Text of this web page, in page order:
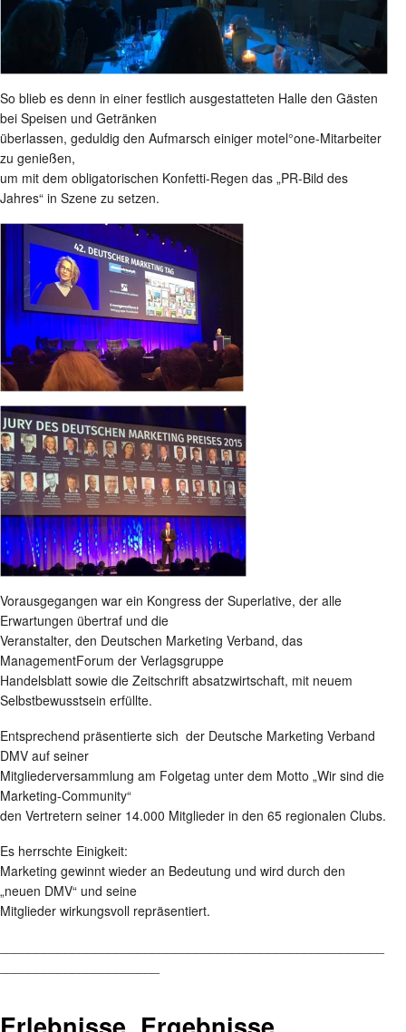
So blieb es denn in einer festlich ausgestatteten Halle den Gästen
bei Speisen und Getränken
überlassen, geduldig den Aufmarsch einiger motel°one-Mitarbeiter
zu genießen,
um mit dem obligatorischen Konfetti-Regen das „PR-Bild des
Jahres“ in Szene zu setzen.
Vorausgegangen war ein Kongress der Superlative, der alle
Erwartungen übertraf und die
Veranstalter, den Deutschen Marketing Verband, das
ManagementForum der Verlagsgruppe
Handelsblatt sowie die Zeitschrift absatzwirtschaft, mit neuem
Selbstbewusstsein erfüllte.
Entsprechend präsentierte sich der Deutsche Marketing Verband
DMV auf seiner
Mitgliederversammlung am Folgetag unter dem Motto „Wir sind die
Marketing-Community“
den Vertretern seiner 14.000 Mitglieder in den 65 regionalen Clubs.
Es herrschte Einigkeit:
Marketing gewinnt wieder an Bedeutung und wird durch den
„neuen DMV“ und seine
Mitglieder wirkungsvoll repräsentiert.